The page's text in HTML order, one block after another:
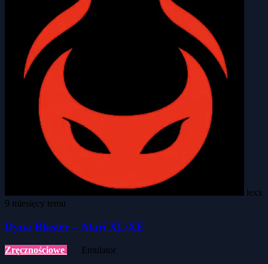
lexx
9 miesięcy temu
Dyna Blaster – Atari XL/XE
Zręcznościowe
Emulator